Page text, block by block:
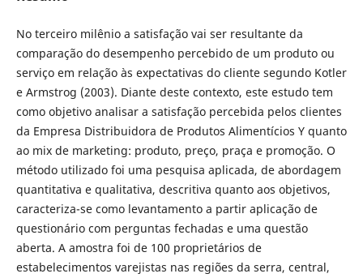
No terceiro milênio a satisfação vai ser resultante da
comparação do desempenho percebido de um produto ou
serviço em relação às expectativas do cliente segundo Kotler
e Armstrog (2003). Diante deste contexto, este estudo tem
como objetivo analisar a satisfação percebida pelos clientes
da Empresa Distribuidora de Produtos Alimentícios Y quanto
ao mix de marketing: produto, preço, praça e promoção. O
método utilizado foi uma pesquisa aplicada, de abordagem
quantitativa e qualitativa, descritiva quanto aos objetivos,
caracteriza-se como levantamento a partir aplicação de
questionário com perguntas fechadas e uma questão
aberta. A amostra foi de 100 proprietários de
estabelecimentos varejistas nas regiões da serra, central,